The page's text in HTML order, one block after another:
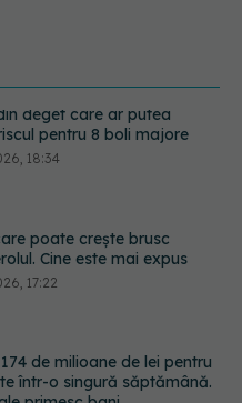
poate crește brusc
Cine este mai expus
de milioane de lei pentru
într-o singură săptămână.
simptomele